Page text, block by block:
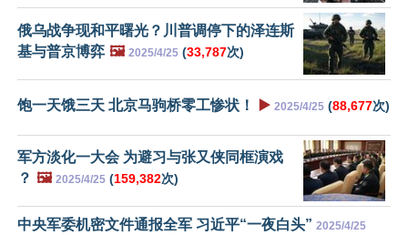
俄乌战争现和平曙光？川普调停下的泽连斯
基与普京博弈 🖼️ 2025/4/25 (33,787次)
饱一天饿三天 北京马驹桥零工惨状！ ▶️ 2025/4/25 (88,677次)
军方淡化一大会 为避习与张又侠同框演戏
？ 🖼️ 2025/4/25 (159,382次)
中央军委机密文件通报全军 习近平“一夜白头” 2025/4/25